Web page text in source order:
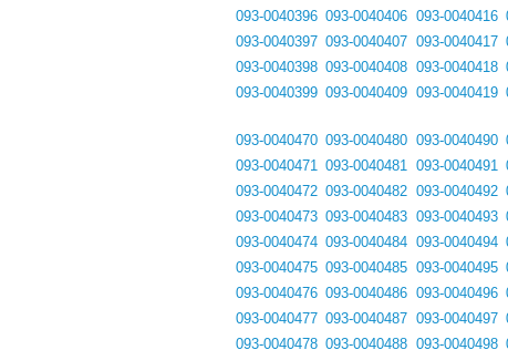
093-0040396
093-0040397
093-0040398
093-0040399
093-0040406
093-0040407
093-0040408
093-0040409
093-0040416
093-0040417
093-0040418
093-0040419
093-0040470
093-0040471
093-0040472
093-0040473
093-0040474
093-0040475
093-0040476
093-0040477
093-0040478
093-0040480
093-0040481
093-0040482
093-0040483
093-0040484
093-0040485
093-0040486
093-0040487
093-0040488
093-0040490
093-0040491
093-0040492
093-0040493
093-0040494
093-0040495
093-0040496
093-0040497
093-0040498